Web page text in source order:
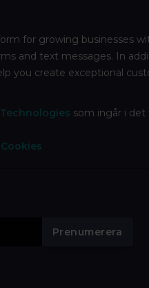
for growing businesses
and text messages. In
you create exceptional
som ingår i
Cookies
Prenumerera